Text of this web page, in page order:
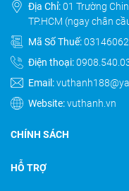
Địa Chỉ:01 Trường
TP.HCM (ngay chân
Mã Số Thuế:
Điện thoại:
Email:
Website:vuthanh.vn
CHÍNH SÁCH
HỖ TRỢ